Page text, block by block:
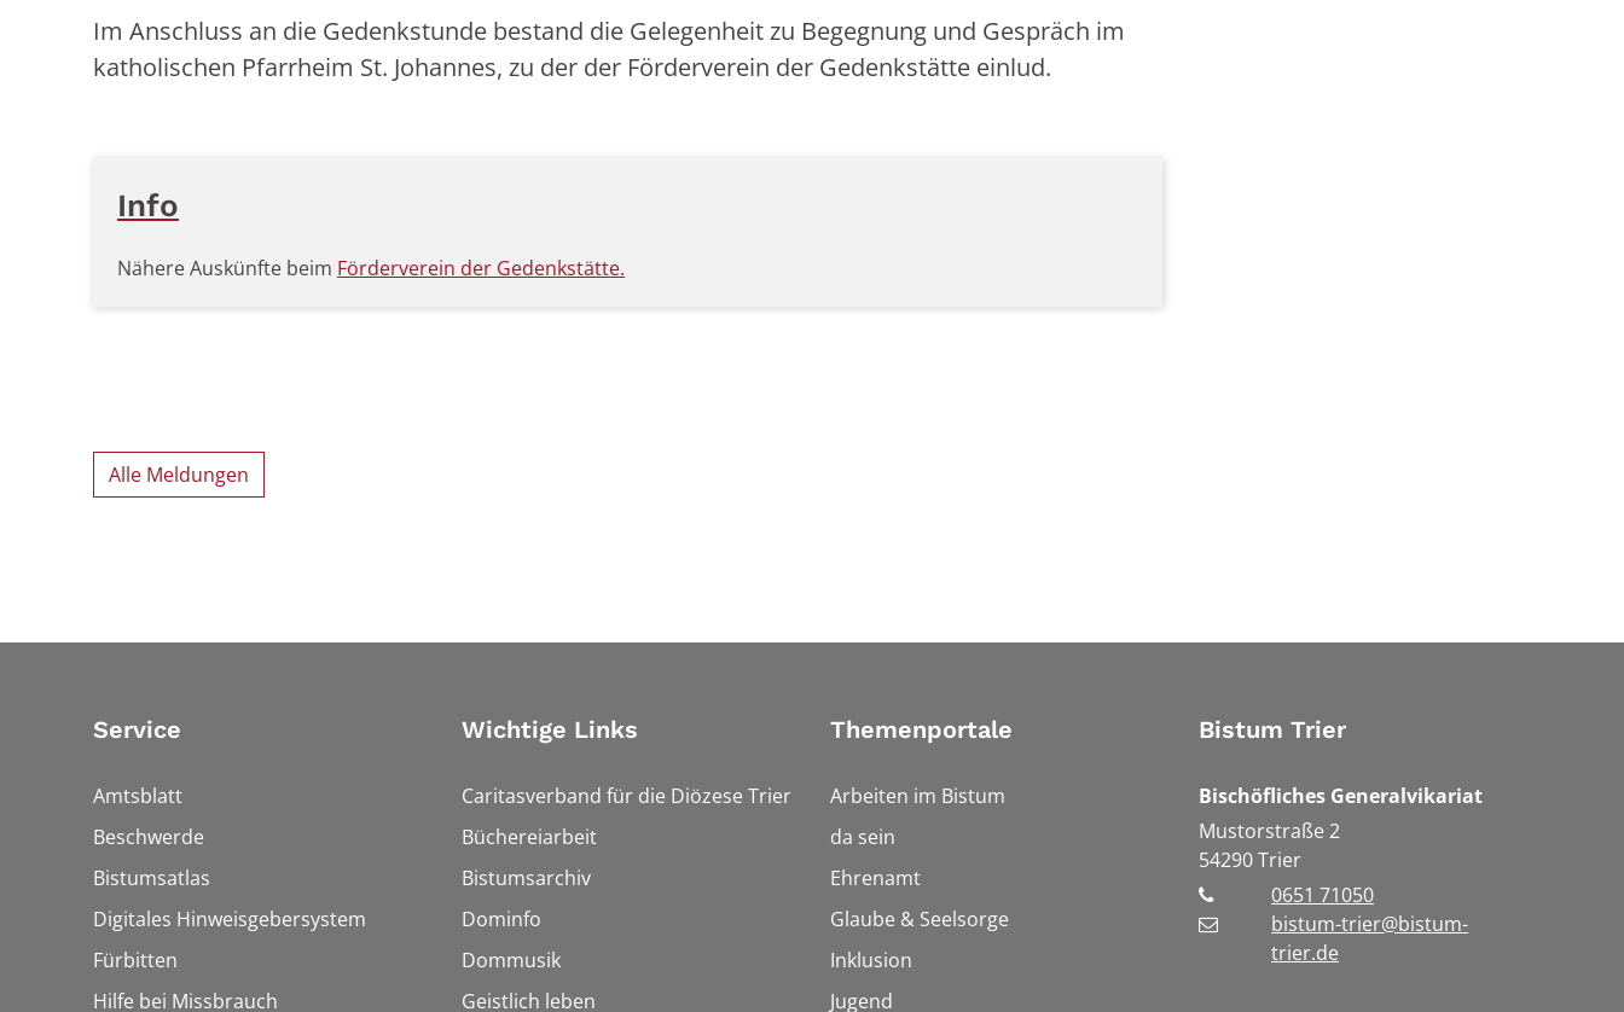
Im Anschluss an die Gedenkstunde bestand die Gelegenheit zu Begegnung und Gespräch im
katholischen Pfarrheim St. Johannes, zu der der Förderverein der Gedenkstätte einlud.
Info
Nähere Auskünfte beim Förderverein der Gedenkstätte.
Alle Meldungen
Service
Amtsblatt
Beschwerde
Bistumsatlas
Digitales Hinweisgebersystem
Fürbitten
Hilfe bei Missbrauch
Wichtige Links
Caritasverband für die Diözese Trier
Büchereiarbeit
Bistumsarchiv
Dominfo
Dommusik
Geistlich leben
Themenportale
Arbeiten im Bistum
da sein
Ehrenamt
Glaube & Seelsorge
Inklusion
Jugend
Bistum Trier
Bischöfliches Generalvikariat
Mustorstraße 2
54290Trier
0651 71050
bistum-trier@bistum-
trier.de